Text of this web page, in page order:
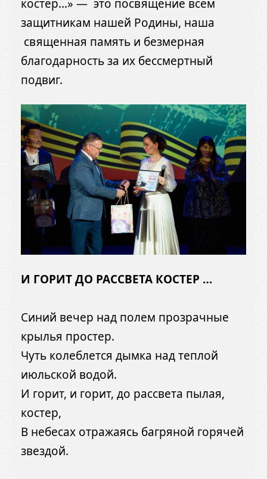
костер…» — это посвящение всем
защитникам нашей Родины, наша
священная память и безмерная
благодарность за их бессмертный
подвиг.
И ГОРИТ ДО РАССВЕТА КОСТЕР …
Синий вечер над полем прозрачные
крылья простер.
Чуть колеблется дымка над теплой
июльской водой.
И горит, и горит, до рассвета пылая,
костер,
В небесах отражаясь багряной горячей
звездой.